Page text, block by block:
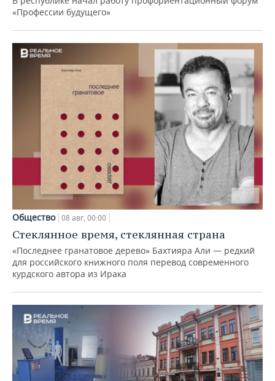
«Профессии будущего»
Общество 08 авг, 00:00
Стеклянное время, стеклянная страна
«Последнее гранатовое дерево» Бахтияра Али — редкий
для российского книжного поля перевод современного
курдского автора из Ирака